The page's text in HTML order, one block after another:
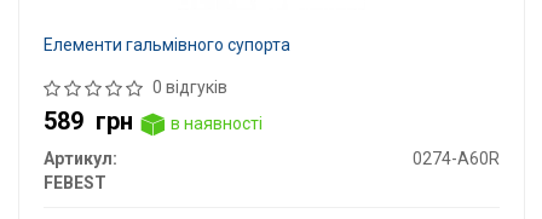
Елементи гальмівного супорта
0 відгуків
589 грн
в наявності
Артикул:
0274-A60R
FEBEST